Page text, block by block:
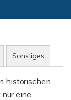
Sonstiges
historischen
eine